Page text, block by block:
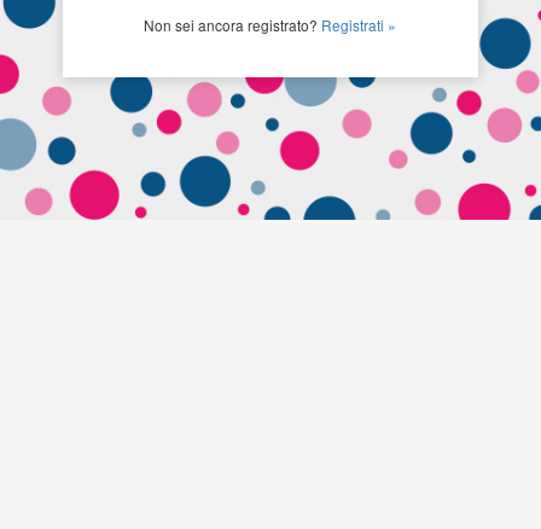
Non sei ancora registrato? Registrati »